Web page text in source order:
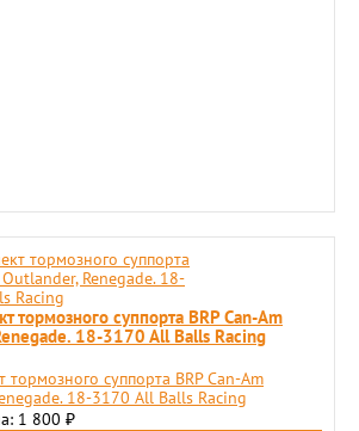
тормозного суппорта BRP Can-Am
18-3170 All Balls Racing
тормозного суппорта BRP Can-Am
18-3170 All Balls Racing
1 800 ₽